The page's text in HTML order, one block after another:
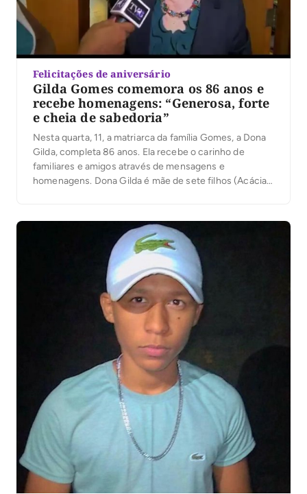
Felicitações de aniversário
Gilda Gomes comemora os 86 anos e
recebe homenagens: “Generosa, forte
e cheia de sabedoria”
Nesta quarta, 11, a matriarca da família Gomes, a Dona
Gilda, completa 86 anos. Ela recebe o carinho de
familiares e amigos através de mensagens e
homenagens. Dona Gilda é mãe de sete filhos (Acácia
Gomes) e viúva do saudoso José […]